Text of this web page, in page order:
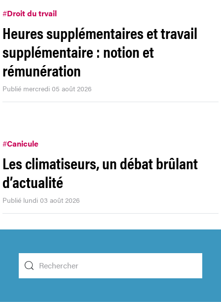
#Droit du trvail
Heures supplémentaires et travail
supplémentaire : notion et
rémunération
Publié mercredi 05 août 2026
#Canicule
Les climatiseurs, un débat brûlant
d’actualité
Publié lundi 03 août 2026